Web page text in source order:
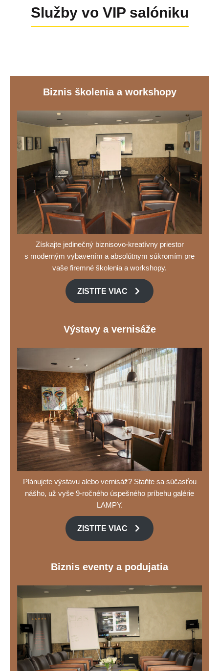
Služby vo VIP salóniku
Biznis školenia a workshopy
Získajte jedinečný biznisovo-kreatívny priestor
s moderným vybavením a absolútnym súkromím pre
vaše firemné školenia a workshopy.
ZISTITE VIAC
Výstavy a vernisáže
Plánujete výstavu alebo vernisáž? Staňte sa súčasťou
nášho, už vyše 9-ročného úspešného príbehu galérie
LAMPY.
ZISTITE VIAC
Biznis eventy a podujatia